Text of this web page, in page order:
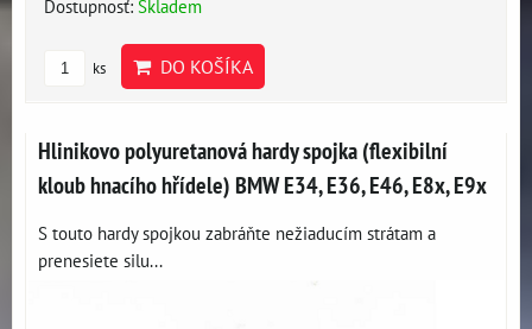
Dostupnosť: Skladem
ks DO KOŠÍKA
Hlinikovo polyuretanová hardy spojka (flexibilní
kloub hnacího hřídele) BMW E34, E36, E46, E8x, E9x
S touto hardy spojkou zabráňte nežiaducím strátam a
prenesiete silu...